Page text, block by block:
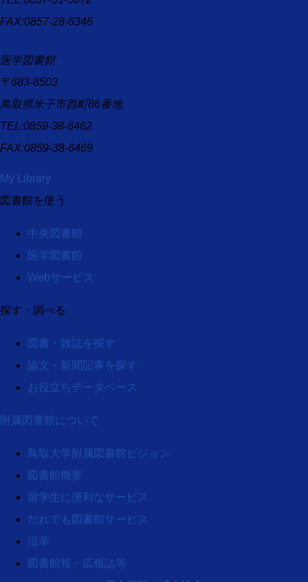
FAX:0857-28-6346
医学図書館
〒683-8503
鳥取県米子市西町86番地
TEL:0859-38-6462
FAX:0859-38-6469
My Library
図書館を使う
中央図書館
医学図書館
Webサービス
探す・調べる
図書・雑誌を探す
論文・新聞記事を探す
お役立ちデータベース
附属図書館について
鳥取大学附属図書館ビジョン
図書館概要
留学生に便利なサービス
だれでも図書館サービス
沿革
図書館報・広報誌等